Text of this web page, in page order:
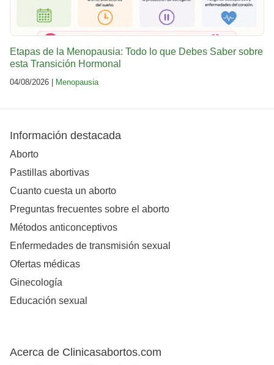
Etapas de la Menopausia: Todo lo que Debes Saber sobre
esta Transición Hormonal
04/08/2026 | Menopausia
Información destacada
Aborto
Pastillas abortivas
Cuanto cuesta un aborto
Preguntas frecuentes sobre el aborto
Métodos anticonceptivos
Enfermedades de transmisión sexual
Ofertas médicas
Ginecología
Educación sexual
Acerca de Clinicasabortos.com